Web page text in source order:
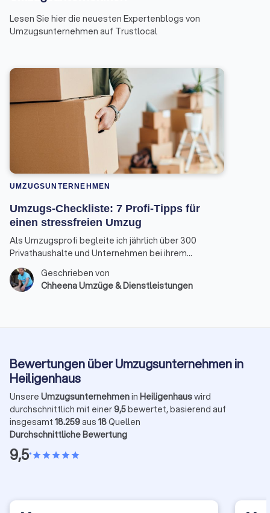
Lesen Sie hier die neuesten Expertenblogs von
Umzugsunternehmen auf Trustlocal
UMZUGSUNTERNEHMEN
Umzugs-Checkliste: 7 Profi-Tipps für
einen stressfreien Umzug
Als Umzugsprofi begleite ich jährlich über 300
Privathaushalte und Unternehmen bei ihrem
Ortswechsel. Die gute Nachricht: Mit der richtigen
Umzugsplanung kann der Tag nahezu reibungslos
und entspannt ablaufen.
Geschrieben von
Chheena Umzüge & Dienstleistungen
Bewertungen über Umzugsunternehmen in
Heiligenhaus
Unsere Umzugsunternehmenin Heiligenhauswird
durchschnittlich mit einer9,5bewertet, basierend auf
insgesamt 18.259aus 18Quellen
Durchschnittliche Bewertung
9,5•starstarstarstarstar